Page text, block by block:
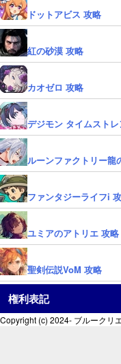
ドットアビス 攻略
紅の砂漠 攻略
カオゼロ 攻略
デジモン タイムスト
ルーンファクトリー龍
ファンタジーライフi
ユミアのアトリエ 攻略
聖剣伝説VoM 攻略
権利表記
Copyright (c) 2024- ブルークリ